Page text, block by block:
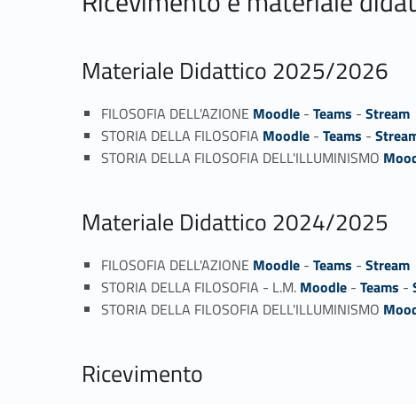
Materiale Didattico 2025/2026
FILOSOFIA DELL'AZIONE Moodle -Teams -Stream
STORIA DELLA FILOSOFIA Moodle -Teams -
STORIA DELLA FILOSOFIA DELL'ILLUMINISMO
Materiale Didattico 2024/2025
FILOSOFIA DELL'AZIONE Moodle -Teams -Stream
STORIA DELLA FILOSOFIA - L.M. Moodle -Teams -
STORIA DELLA FILOSOFIA DELL'ILLUMINISMO
Ricevimento